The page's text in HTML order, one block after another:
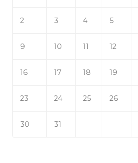
2 3 4 5
9 10 11 12
16 17 18 19
23 24 25 26
30 31